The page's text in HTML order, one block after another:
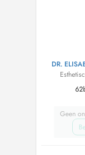
Av de
DR.
Geen